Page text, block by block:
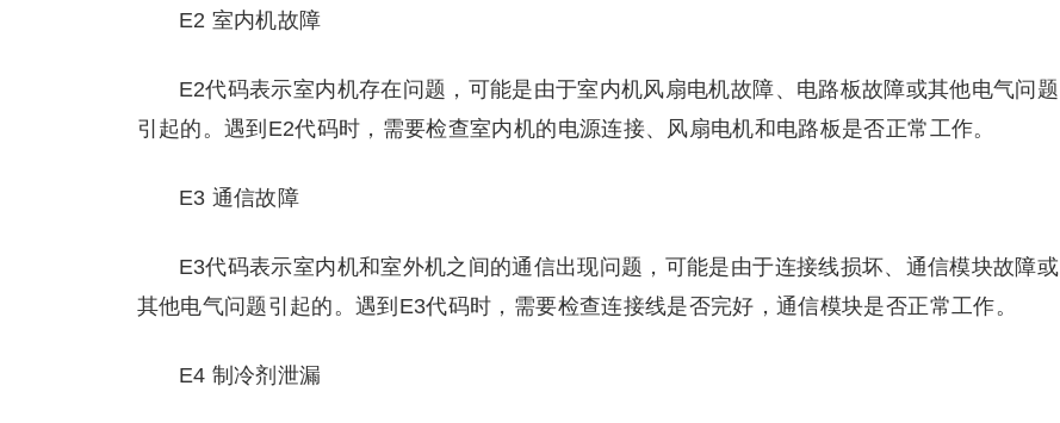
E2 室内机故障
E2代码表示室内机存在问题，可能是由于室内机风扇电机故障、电路板故障或其他电气问题
引起的。遇到E2代码时，需要检查室内机的电源连接、风扇电机和电路板是否正常工作。
E3 通信故障
E3代码表示室内机和室外机之间的通信出现问题，可能是由于连接线损坏、通信模块故障或
其他电气问题引起的。遇到E3代码时，需要检查连接线是否完好，通信模块是否正常工作。
E4 制冷剂泄漏